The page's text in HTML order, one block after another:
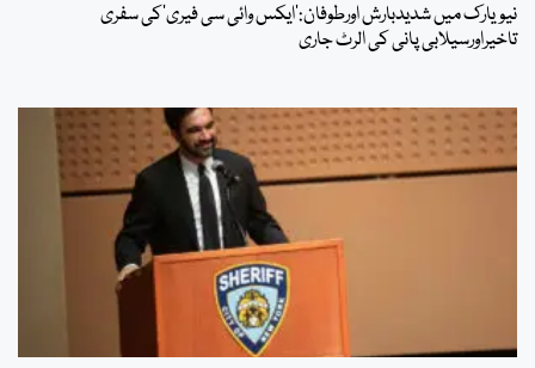
نیویارک میں شدیدبارش اورطوفان:’ایکس وائی سی فیری‘کی سفری
تاخیراورسیلابی پانی کی الرٹ جاری